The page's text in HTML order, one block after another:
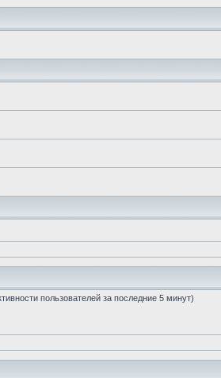
пользователей за последние 5 минут)